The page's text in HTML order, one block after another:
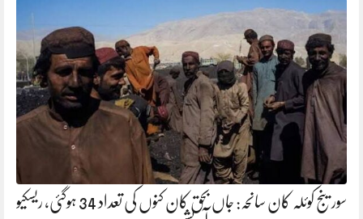
سورینج کوئلہ کان سانحہ: جاں بحق کان کنوں کی تعداد 34 ہوگئی، ریسکیو